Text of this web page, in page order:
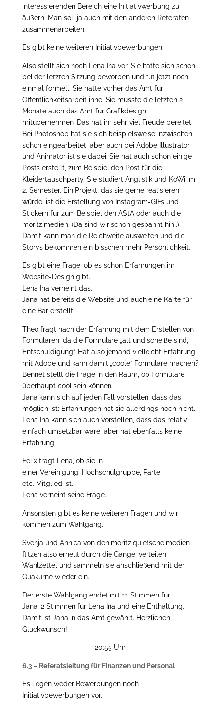
interessierenden Bereich eine Initiativwerbung zu
äußern. Man soll ja auch mit den anderen Referaten
zusammenarbeiten.
Es gibt keine weiteren Initiativbewerbungen.
Also stellt sich noch Lena Ina vor. Sie hatte sich schon
bei der letzten Sitzung beworben und tut jetzt noch
einmal formell. Sie hatte vorher das Amt für
Öffentlichkeitsarbeit inne. Sie musste die letzten 2
Monate auch das Amt für Grafikdesign
mitübernehmen. Das hat ihr sehr viel Freude bereitet.
Bei Photoshop hat sie sich beispielsweise inzwischen
schon eingearbeitet, aber auch bei Adobe Illustrator
und Animator ist sie dabei. Sie hat auch schon einige
Posts erstellt, zum Beispiel den Post für die
Kleidertauschparty. Sie studiert Anglistik und KoWi im
2. Semester. Ein Projekt, das sie gerne realisieren
würde, ist die Erstellung von Instagram-GIFs und
Stickern für zum Beispiel den AStA oder auch die
moritz.medien. (Da sind wir schon gespannt hihi.)
Damit kann man die Reichweite ausweiten und die
Storys bekommen ein bisschen mehr Persönlichkeit.
Es gibt eine Frage, ob es schon Erfahrungen im
Website-Design gibt.
Lena Ina verneint das.
Jana hat bereits die Website und auch eine Karte für
eine Bar erstellt.
Theo fragt nach der Erfahrung mit dem Erstellen von
Formularen, da die Formulare „alt und scheiße sind,
Entschuldigung“. Hat also jemand vielleicht Erfahrung
mit Adobe und kann damit „coole“ Formulare machen?
Bennet stellt die Frage in den Raum, ob Formulare
überhaupt cool sein können.
Jana kann sich auf jeden Fall vorstellen, dass das
möglich ist; Erfahrungen hat sie allerdings noch nicht.
Lena Ina kann sich auch vorstellen, dass das relativ
einfach umsetzbar wäre, aber hat ebenfalls keine
Erfahrung.
Felix fragt Lena, ob sie in
einer Vereinigung, Hochschulgruppe, Partei
etc. Mitglied ist.
Lena verneint seine Frage.
Ansonsten gibt es keine weiteren Fragen und wir
kommen zum Wahlgang.
Svenja und Annica von den moritz.quietsche.medien
flitzen also erneut durch die Gänge, verteilen
Wahlzettel und sammeln sie anschließend mit der
Quakurne wieder ein.
Der erste Wahlgang endet mit 11 Stimmen für
Jana, 2 Stimmen für Lena Ina und eine Enthaltung.
Damit ist Jana in das Amt gewählt. Herzlichen
Glückwunsch!
20:55 Uhr
6.3 – Referatsleitung für Finanzen und Personal
Es liegen weder Bewerbungen noch
Initiativbewerbungen vor.